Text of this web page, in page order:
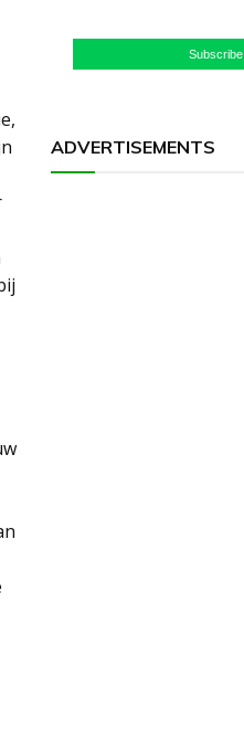
Subscribe
ADVERTISEMENTS